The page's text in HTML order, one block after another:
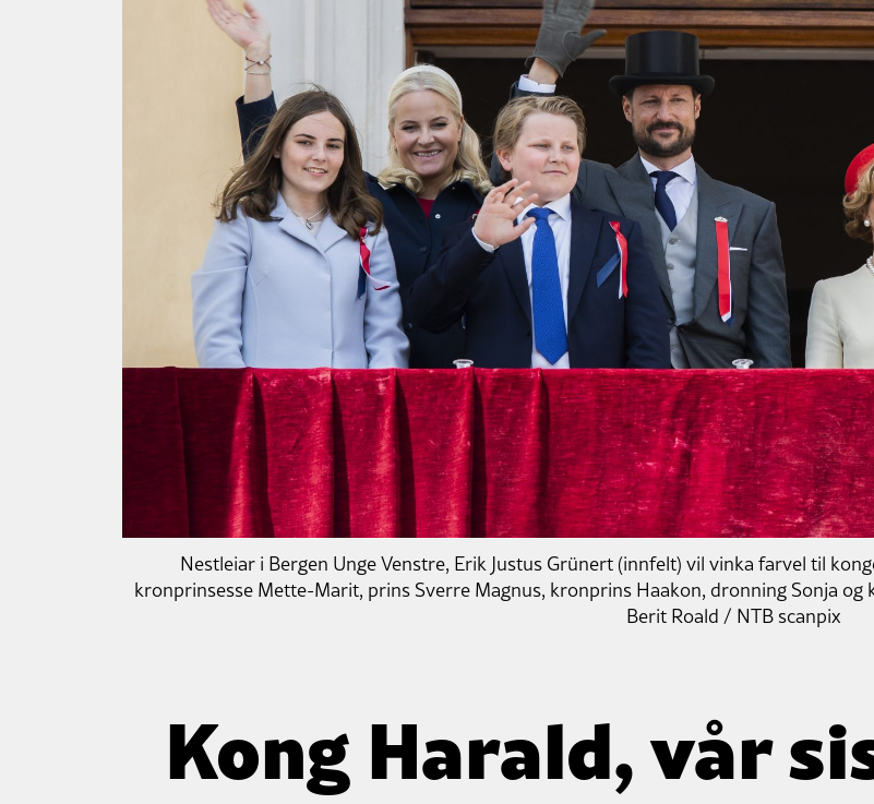
Nestleiar i Bergen Unge Venstre, Erik Justus Grünert (innfelt) vil vinka farvel til
kronprinsesse Mette-Marit, prins Sverre Magnus, kronprins Haakon, dronning Sonja og
Berit Roald / NTB scanpix
Kong Harald, vår